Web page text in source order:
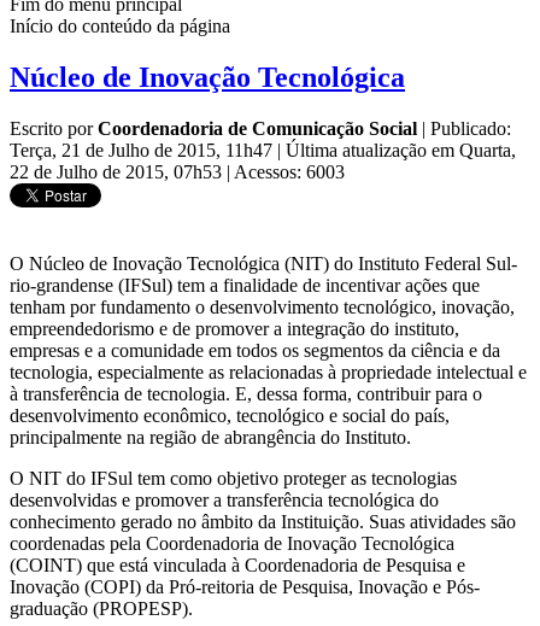
Fim do menu principal
Início do conteúdo da página
Núcleo de Inovação Tecnológica
Escrito porCoordenadoria de Comunicação Social | Publicado:
Terça, 21 de Julho de 2015, 11h47 | Última atualização em Quarta,
22 de Julho de 2015, 07h53 | Acessos: 6003
O Núcleo de Inovação Tecnológica (NIT) do Instituto Federal Sul-
rio-grandense (IFSul) tem a finalidade de incentivar ações que
tenham por fundamento o desenvolvimento tecnológico, inovação,
empreendedorismo e de promover a integração do instituto,
empresas e a comunidade em todos os segmentos da ciência e da
tecnologia, especialmente as relacionadas à propriedade intelectual e
à transferência de tecnologia. E, dessa forma, contribuir para o
desenvolvimento econômico, tecnológico e social do país,
principalmente na região de abrangência do Instituto.
O NIT do IFSul tem como objetivo proteger as tecnologias
desenvolvidas e promover a transferência tecnológica do
conhecimento gerado no âmbito da Instituição. Suas atividades são
coordenadas pela Coordenadoria de Inovação Tecnológica
(COINT) que está vinculada à Coordenadoria de Pesquisa e
Inovação (COPI) da Pró-reitoria de Pesquisa, Inovação e Pós-
graduação (PROPESP).